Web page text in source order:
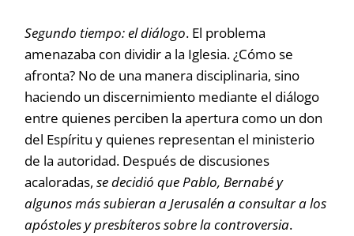
Segundo tiempo: el diálogo. El problema
amenazaba con dividir a la Iglesia. ¿Cómo se
afronta? No de una manera disciplinaria, sino
haciendo un discernimiento mediante el diálogo
entre quienes perciben la apertura como un don
del Espíritu y quienes representan el ministerio
de la autoridad. Después de discusiones
acaloradas,se decidió que Pablo, Bernabé y
algunos más subieran a Jerusalén a consultar a los
apóstoles y presbíteros sobre la controversia.